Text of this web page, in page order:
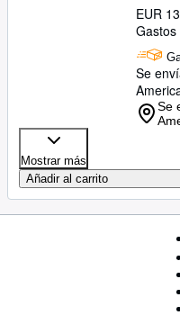
EUR
Se
Se
Mostrar más
Añadir al carrito